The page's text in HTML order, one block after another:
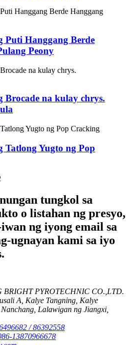
Puti Hanggang Berde
Peony
Brocade na kulay chrys.
Tatlong Yugto ng Pop
tungkol sa
o listahan ng presyo,
ng iyong email sa
ugnayan kami sa iyo
BRIGHT PYROTECHNIC CO.,LTD.
A, Kalye Tangning, Kalye
Lalawigan ng Jiangxi,
/ 86392558
13870966678